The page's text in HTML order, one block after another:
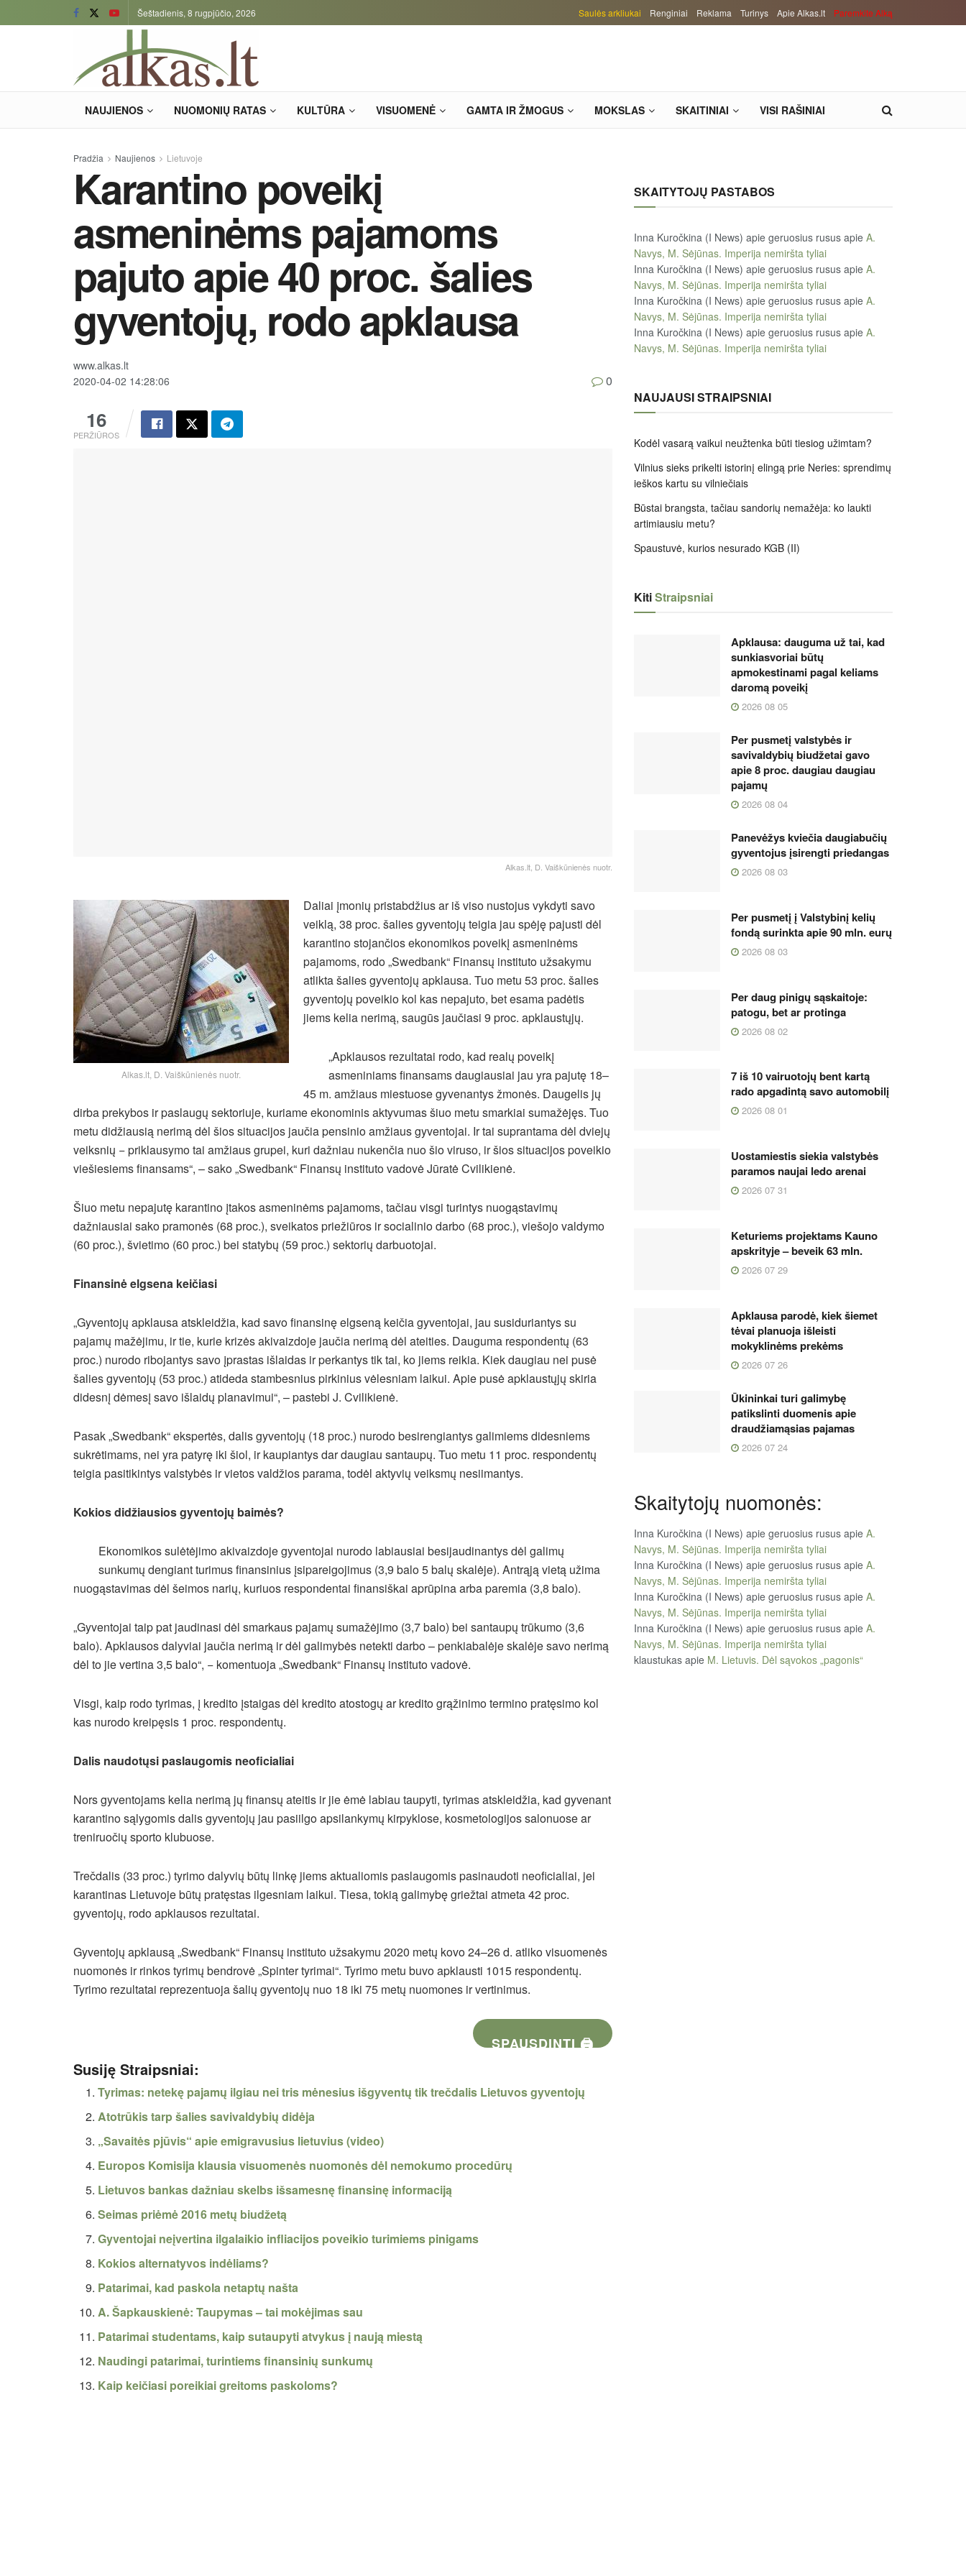
Šeštadienis, 8 rugpjūčio, 2026 Saulės arkliukai Renginiai Reklama Turinys Apie Alkas.lt Paremkite Alką
NAUJIENOS NUOMONIŲ RATAS KULTŪRA VISUOMENĖ GAMTA IR ŽMOGUS MOKSLAS SKAITINIAI VISI RAŠINIAI
Pradžia Naujienos Lietuvoje
Karantino poveikį
asmeninėms pajamoms
pajuto apie 40 proc. šalies
gyventojų, rodo apklausa
www.alkas.lt
2020-04-02 14:28:06
16
PERŽIŪROS
0
Alkas.lt, D. Vaiškūnienės nuotr.
Alkas.lt, D. Vaiškūnienės nuotr.
Daliai įmonių pristabdžius ar iš viso nustojus vykdyti savo
veiklą, 38 proc. šalies gyventojų teigia jau spėję pajusti dėl
karantino stojančios ekonomikos poveikį asmeninėms
pajamoms, rodo „Swedbank“ Finansų instituto užsakymu
atlikta šalies gyventojų apklausa. Tuo metu 53 proc. šalies
gyventojų poveikio kol kas nepajuto, bet esama padėtis
jiems kelia nerimą, saugūs jaučiasi 9 proc. apklaustųjų.
„Apklausos rezultatai rodo, kad realų poveikį
asmeniniams finansams daugiausiai jau yra pajutę 18–
45 m. amžiaus miestuose gyvenantys žmonės. Daugelis jų
dirba prekybos irpaslaugų sektoriuje, kuriame ekonominis aktyvumas šiuo metu smarkiai sumažėjęs. Tuo
metu didžiausią nerimą dėl šios situacijos jaučia pensinio amžiaus gyventojai. Ir tai suprantama dėl dviejų
veiksnių − priklausymo tai amžiaus grupei, kuri dažniau nukenčia nuo šio viruso, ir šios situacijos poveikio
viešiesiems finansams“, – sako „Swedbank“ Finansų instituto vadovė Jūratė Cvilikienė.
Šiuo metu nepajutę karantino įtakos asmeninėms pajamoms, tačiau visgi turintys nuogąstavimų
dažniausiai sako pramonės (68 proc.), sveikatos priežiūros ir socialinio darbo (68 proc.), viešojo valdymo
(60 proc.), švietimo (60 proc.) bei statybų (59 proc.) sektorių darbuotojai.
Finansinė elgsena keičiasi
„Gyventojų apklausa atskleidžia, kad savo finansinę elgseną keičia gyventojai, jau susiduriantys su
pajamų mažėjimu, ir tie, kurie krizės akivaizdoje jaučia nerimą dėl ateities. Dauguma respondentų (63
proc.) nurodo ribojantys savo įprastas išlaidas ir perkantys tik tai, ko jiems reikia. Kiek daugiau nei pusė
šalies gyventojų (53 proc.) atideda stambesnius pirkinius vėlesniam laikui. Apie pusė apklaustųjų skiria
didesnį dėmesį savo išlaidų planavimui“, – pastebi J. Cvilikienė.
Pasak „Swedbank“ ekspertės, dalis gyventojų (18 proc.) nurodo besirengiantys galimiems didesniems
sukrėtimams, nei yra patyrę iki šiol, ir kaupiantys dar daugiau santaupų. Tuo metu 11 proc. respondentų
teigia pasitikintys valstybės ir vietos valdžios parama, todėl aktyvių veiksmų nesiimantys.
Kokios didžiausios gyventojų baimės?
Ekonomikos sulėtėjimo akivaizdoje gyventojai nurodo labiausiai besijaudinantys dėl galimų
sunkumų dengiant turimus finansinius įsipareigojimus (3,9 balo 5 balų skalėje). Antrąją vietą užima
nuogąstavimas dėl šeimos narių, kuriuos respondentai finansiškai aprūpina arba paremia (3,8 balo).
„Gyventojai taip pat jaudinasi dėl smarkaus pajamų sumažėjimo (3,7 balo) bei santaupų trūkumo (3,6
balo). Apklausos dalyviai jaučia nerimą ir dėl galimybės netekti darbo – penkiabalėje skalėje savo nerimą
dėl to jie vertina 3,5 balo“, − komentuoja „Swedbank“ Finansų instituto vadovė.
Visgi, kaip rodo tyrimas, į kredito įstaigas dėl kredito atostogų ar kredito grąžinimo termino pratęsimo kol
kas nurodo kreipęsis 1 proc. respondentų.
Dalis naudotųsi paslaugomis neoficialiai
Nors gyventojams kelia nerimą jų finansų ateitis ir jie ėmė labiau taupyti, tyrimas atskleidžia, kad gyvenant
karantino sąlygomis dalis gyventojų jau pasiilgo apsilankymų kirpyklose, kosmetologijos salonuose ar
treniruočių sporto klubuose.
Trečdalis (33 proc.) tyrimo dalyvių būtų linkę jiems aktualiomis paslaugomis pasinaudoti neoficialiai, jei
karantinas Lietuvoje būtų pratęstas ilgesniam laikui. Tiesa, tokią galimybę griežtai atmeta 42 proc.
gyventojų, rodo apklausos rezultatai.
Gyventojų apklausą „Swedbank“ Finansų instituto užsakymu 2020 metų kovo 24–26 d. atliko visuomenės
nuomonės ir rinkos tyrimų bendrovė „Spinter tyrimai“. Tyrimo metu buvo apklausti 1015 respondentų.
Tyrimo rezultatai reprezentuoja šalių gyventojų nuo 18 iki 75 metų nuomones ir vertinimus.
SPAUSDINTI 🖨
Susiję Straipsniai:
Tyrimas: netekę pajamų ilgiau nei tris mėnesius išgyventų tik trečdalis Lietuvos gyventojų
Atotrūkis tarp šalies savivaldybių didėja
„Savaitės pjūvis“ apie emigravusius lietuvius (video)
Europos Komisija klausia visuomenės nuomonės dėl nemokumo procedūrų
Lietuvos bankas dažniau skelbs išsamesnę finansinę informaciją
Seimas priėmė 2016 metų biudžetą
Gyventojai neįvertina ilgalaikio infliacijos poveikio turimiems pinigams
Kokios alternatyvos indėliams?
Patarimai, kad paskola netaptų našta
A. Šapkauskienė: Taupymas – tai mokėjimas sau
Patarimai studentams, kaip sutaupyti atvykus į naują miestą
Naudingi patarimai, turintiems finansinių sunkumų
Kaip keičiasi poreikiai greitoms paskoloms?
SKAITYTOJŲ PASTABOS
Inna Kuročkina (I News) apie geruosius rusus apie A.
Navys, M. Sėjūnas. Imperija nemiršta tyliai
Inna Kuročkina (I News) apie geruosius rusus apie A.
Navys, M. Sėjūnas. Imperija nemiršta tyliai
Inna Kuročkina (I News) apie geruosius rusus apie A.
Navys, M. Sėjūnas. Imperija nemiršta tyliai
Inna Kuročkina (I News) apie geruosius rusus apie A.
Navys, M. Sėjūnas. Imperija nemiršta tyliai
NAUJAUSI STRAIPSNIAI
Kodėl vasarą vaikui neužtenka būti tiesiog užimtam?
Vilnius sieks prikelti istorinį elingą prie Neries: sprendimų
ieškos kartu su vilniečiais
Būstai brangsta, tačiau sandorių nemažėja: ko laukti
artimiausiu metu?
Spaustuvė, kurios nesurado KGB (II)
KitiStraipsniai
Apklausa: dauguma už tai, kad
sunkiasvoriai būtų
apmokestinami pagal keliams
daromą poveikį
2026 08 05
Per pusmetį valstybės ir
savivaldybių biudžetai gavo
apie 8 proc. daugiau daugiau
pajamų
2026 08 04
Panevėžys kviečia daugiabučių
gyventojus įsirengti priedangas
2026 08 03
Per pusmetį į Valstybinį kelių
fondą surinkta apie 90 mln. eurų
2026 08 03
Per daug pinigų sąskaitoje:
patogu, bet ar protinga
2026 08 02
7 iš 10 vairuotojų bent kartą
rado apgadintą savo automobilį
2026 08 01
Uostamiestis siekia valstybės
paramos naujai ledo arenai
2026 07 31
Keturiems projektams Kauno
apskrityje – beveik 63 mln.
2026 07 29
Apklausa parodė, kiek šiemet
tėvai planuoja išleisti
mokyklinėms prekėms
2026 07 26
Ūkininkai turi galimybę
patikslinti duomenis apie
draudžiamąsias pajamas
2026 07 24
Skaitytojų nuomonės:
Inna Kuročkina (I News) apie geruosius rusus apie A.
Navys, M. Sėjūnas. Imperija nemiršta tyliai
Inna Kuročkina (I News) apie geruosius rusus apie A.
Navys, M. Sėjūnas. Imperija nemiršta tyliai
Inna Kuročkina (I News) apie geruosius rusus apie A.
Navys, M. Sėjūnas. Imperija nemiršta tyliai
Inna Kuročkina (I News) apie geruosius rusus apie A.
Navys, M. Sėjūnas. Imperija nemiršta tyliai
klaustukas apie M. Lietuvis. Dėl sąvokos „pagonis“